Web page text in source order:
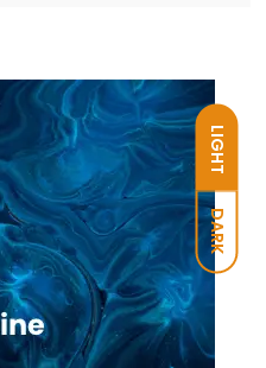
LIGHT
DARK